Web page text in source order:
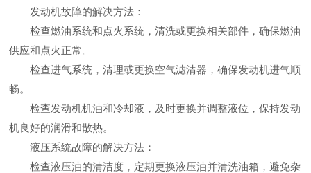
发动机故障的解决方法：
检查燃油系统和点火系统，清洗或更换相关部件，确保燃油
供应和点火正常。
检查进气系统，清理或更换空气滤清器，确保发动机进气顺
畅。
检查发动机机油和冷却液，及时更换并调整液位，保持发动
机良好的润滑和散热。
液压系统故障的解决方法：
检查液压油的清洁度，定期更换液压油并清洗油箱，避免杂